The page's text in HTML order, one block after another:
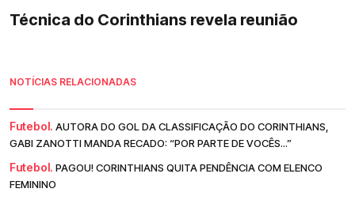
Técnica do Corinthians revela reunião
NOTÍCIAS RELACIONADAS
Futebol. AUTORA DO GOL DA CLASSIFICAÇÃO DO CORINTHIANS,
GABI ZANOTTI MANDA RECADO: “POR PARTE DE VOCÊS...”
Futebol. PAGOU! CORINTHIANS QUITA PENDÊNCIA COM ELENCO
FEMININO